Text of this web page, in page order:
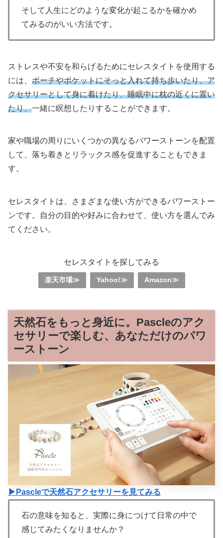
そして人生にどのような変化が起こるかを確かめ
てみるのがいい方法です。
ストレスや不安を和らげるためにセレスタイトを使用する
には、 ポーチやポケットにそっと入れて持ち歩いたり、ア
クセサリーとして身に着けたり、睡眠中に枕の近くに置い
たり、一緒に瞑想したりすることができます。
家や職場の周りにいくつかの異なるパワーストーンを配置
して、落ち着きとリラックス感を促進することもできま
す。
セレスタイトは、さまざまな使い方ができるパワーストー
ンです。自分の目的や好みに合わせて、使い方を選んでみ
てください。
セレスタイトを探してみる
楽天市場≫ Yahoo!≫ Amazon≫
天然石をもっと身近に。Pascleのアク
セサリーで楽しむ、あなただけのパワ
ーストーン
▶Pascleで天然石アクセサリーを見てみる
石の意味を知ると、実際に身につけて日常の中で
感じてみたくなりませんか？